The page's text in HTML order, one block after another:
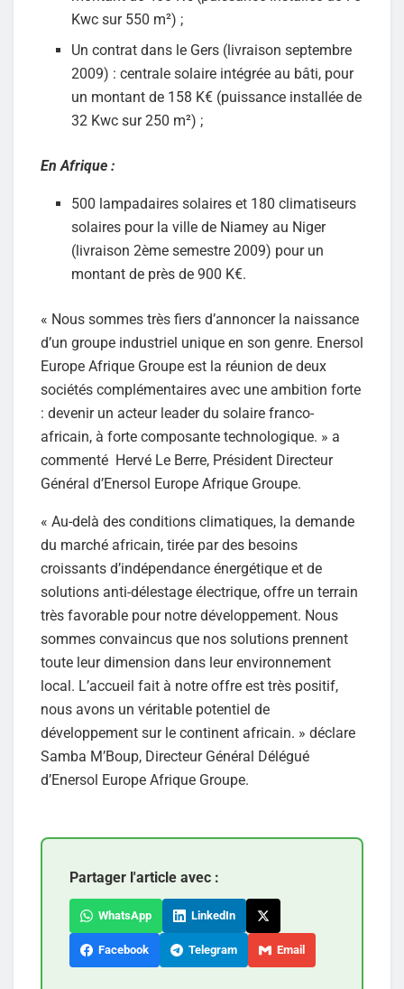
Kwc sur 550 m²) ;
Un contrat dans le Gers (livraison septembre
2009) : centrale solaire intégrée au bâti, pour
un montant de 158 K€ (puissance installée de
32 Kwc sur 250 m²) ;
En Afrique :
500 lampadaires solaires et 180 climatiseurs
solaires pour la ville de Niamey au Niger
(livraison 2ème semestre 2009) pour un
montant de près de 900 K€.
« Nous sommes très fiers d’annoncer la naissance
d’un groupe industriel unique en son genre. Enersol
Europe Afrique Groupe est la réunion de deux
sociétés complémentaires avec une ambition forte
: devenir un acteur leader du solaire franco-
africain, à forte composante technologique. » a
commenté Hervé Le Berre, Président Directeur
Général d’Enersol Europe Afrique Groupe.
« Au-delà des conditions climatiques, la demande
du marché africain, tirée par des besoins
croissants d’indépendance énergétique et de
solutions anti-délestage électrique, offre un terrain
très favorable pour notre développement. Nous
sommes convaincus que nos solutions prennent
toute leur dimension dans leur environnement
local. L’accueil fait à notre offre est très positif,
nous avons un véritable potentiel de
développement sur le continent africain. » déclare
Samba M’Boup, Directeur Général Délégué
d’Enersol Europe Afrique Groupe.
Partager l'article avec :
WhatsApp LinkedIn
Facebook Telegram Email